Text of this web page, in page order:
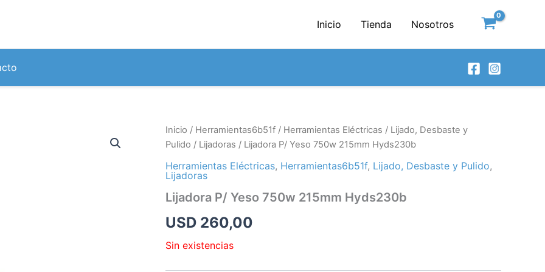
Inicio Tienda Nosotros
Inicio / Herramientas6b51f / Herramientas Eléctricas / Lijado, Desbaste y
Pulido / Lijadoras / Lijadora P/ Yeso 750w 215mm Hyds230b
Herramientas Eléctricas, Herramientas6b51f, Lijado, Desbaste y Pulido,
Lijadoras
Lijadora P/ Yeso 750w 215mm Hyds230b
USD 260,00
Sin existencias